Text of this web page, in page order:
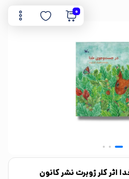
0
کلر ژوبرت نشر کانون